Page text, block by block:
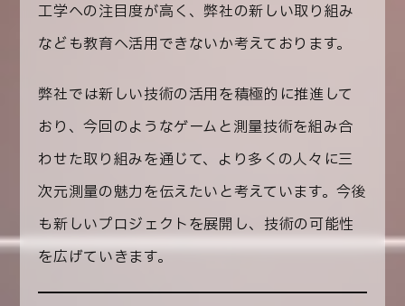
工学への注目度が高く、弊社の新しい取り組み
なども教育へ活用できないか考えております。
弊社では新しい技術の活用を積極的に推進して
おり 、今回のようなゲームと測量技術を組み合
わせた取り組みを通じて、より多くの人々に三
次元測量の魅力を伝えたいと考えています。今後
も新しいプロジェクトを展開し、技術の可能性
を広げていきます。